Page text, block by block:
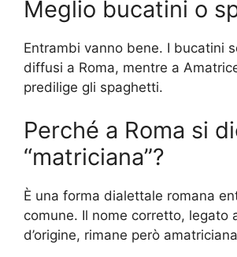
Meglio bucatini o
Entrambi vanno bene. I bucatini
diffusi a Roma, mentre a
predilige gli spaghetti.
Perché a Roma si
“matriciana”?
È una forma dialettale romana
comune. Il nome corretto, legato
d’origine, rimane però